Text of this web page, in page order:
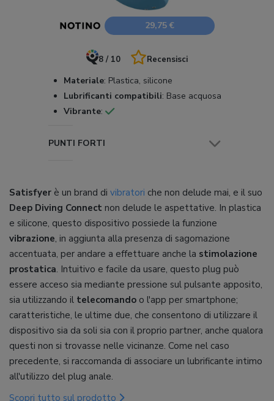
29,75 €
8 / 10 Recensisci
Materiale: Plastica, silicone
Lubrificanti compatibili: Base acquosa
Vibrante:
PUNTI FORTI
Satisfyer è un brand di vibratori che non delude mai, e il suo
Deep Diving Connect non delude le aspettative. In plastica
e silicone, questo dispositivo possiede la funzione
vibrazione, in aggiunta alla presenza di sagomazione
accentuata, per andare a effettuare anche la stimolazione
prostatica. Intuitivo e facile da usare, questo plug può
essere acceso sia mediante pressione sul pulsante apposito,
sia utilizzando il telecomando o l'app per smartphone;
caratteristiche, le ultime due, che consentono di utilizzare il
dispositivo sia da soli sia con il proprio partner, anche qualora
questi non si trovasse nelle vicinanze. Come nel caso
precedente, si raccomanda di associare un lubrificante intimo
all'utilizzo del plug anale.
Scopri tutto sul prodotto